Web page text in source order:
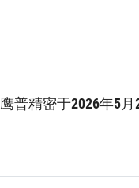
鹰普精密于2026年5